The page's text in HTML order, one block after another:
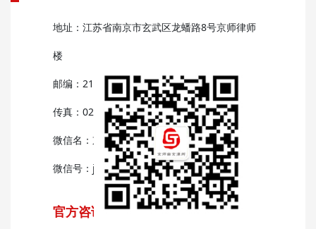
地址：江苏省南京市玄武区龙蟠路8号京师律师
楼
邮编：210037
传真：025-69611700
微信名：京师金陵
微信号：jingshi-NJ
官方咨询热线：025-69611800